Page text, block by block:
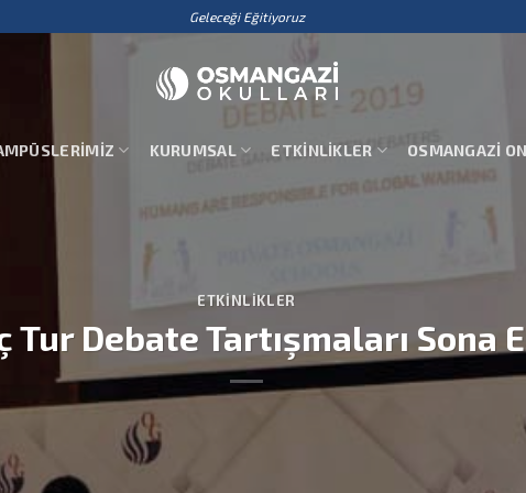
Geleceği Eğitiyoruz
KURUMSAL ETKINLIKLER OSMANGAZİ
ETKINLIKLER
Tur Debate Tartışmaları Sona